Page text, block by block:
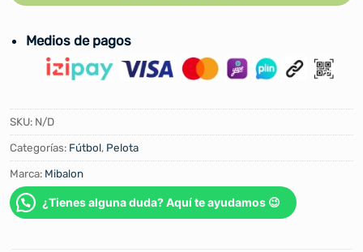
Medios de pagos
SKU: N/D
Categorías: Fútbol, Pelota
Marca: Mibalon
¿Tienes alguna duda? Aquí te ayudamos 😉